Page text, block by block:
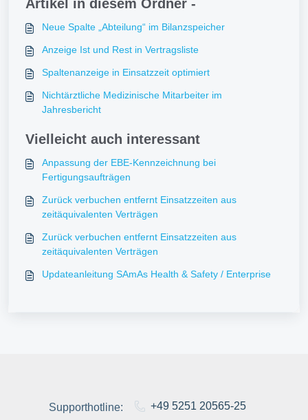
Artikel in diesem Ordner -
Neue Spalte „Abteilung“ im Bilanzspeicher
Anzeige Ist und Rest in Vertragsliste
Spaltenanzeige in Einsatzzeit optimiert
Nichtärztliche Medizinische Mitarbeiter im
Jahresbericht
Vielleicht auch interessant
Anpassung der EBE-Kennzeichnung bei
Fertigungsaufträgen
Zurück verbuchen entfernt Einsatzzeiten aus
zeitäquivalenten Verträgen
Zurück verbuchen entfernt Einsatzzeiten aus
zeitäquivalenten Verträgen
Updateanleitung SAmAs Health & Safety / Enterprise
Supporthotline: +49 5251 20565-25